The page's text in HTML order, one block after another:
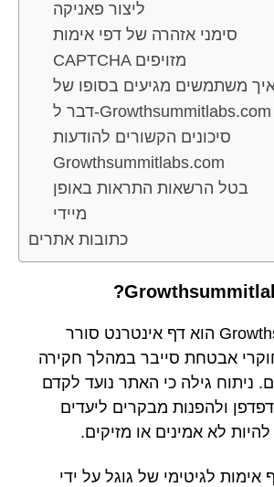
ליצור פאניקה
סימני אזהרה של דפי אימות
CAPTCHA מזויפים
משתמשים מגיעים בסופו של
דבר ל-Growthsummitlabs.com
סיכונים הקשורים להודעות
Growthsummitlabs.com
בטל הרשאות התראות באופן
מיידי
כתובות אתרים
Growthsummitlabs.com הוא דף אינטרנט סורר
אבטחת סייבר במהלך חקירה
ניתוח גילה כי האתר נועד לקדם
ולהפנות מבקרים ליעדים
לא אמינים או מזיקים.
לגיטימי של גוגל על ידי